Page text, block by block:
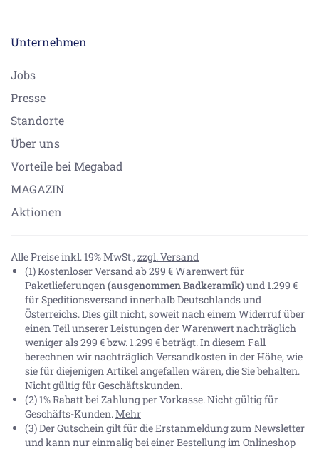
Unternehmen
Jobs
Presse
Standorte
Über uns
Vorteile bei Megabad
MAGAZIN
Aktionen
Alle Preise inkl. 19% MwSt., zzgl. Versand
(1) Kostenloser Versand ab 299 € Warenwert für
Paketlieferungen(ausgenommen Badkeramik) und 1.299 €
für Speditionsversand innerhalb Deutschlands und
Österreichs. Dies gilt nicht, soweit nach einem Widerruf über
einen Teil unserer Leistungen der Warenwert nachträglich
weniger als 299 € bzw. 1.299 € beträgt. In diesem Fall
berechnen wir nachträglich Versandkosten in der Höhe, wie
sie für diejenigen Artikel angefallen wären, die Sie behalten.
Nicht gültig für Geschäftskunden.
(2) 1% Rabatt bei Zahlung per Vorkasse. Nicht gültig für
Geschäfts-Kunden.Mehr
(3) Der Gutschein gilt für die Erstanmeldung zum Newsletter
und kann nur einmalig bei einer Bestellung im Onlineshop